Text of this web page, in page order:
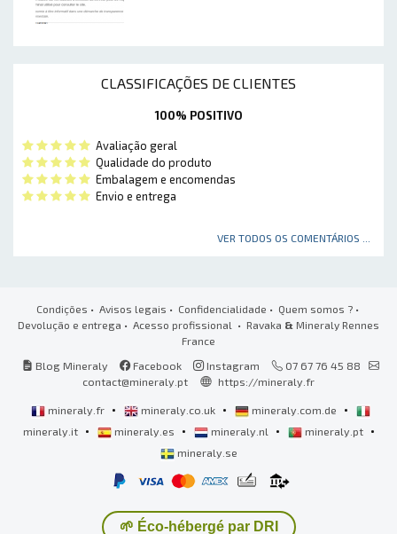
CLASSIFICAÇÕES DE CLIENTES
100% POSITIVO
Avaliação geral
Qualidade do produto
Embalagem e encomendas
Envio e entrega
VER TODOS OS COMENTÁRIOS ...
Condições • Avisos legais • Confidencialidade • Quem somos ?•
Devolução e entrega • Acesso profissional • Ravaka & Mineraly Rennes
France
Blog Mineraly
Facebook Instagram
07 67 76 45 88
contact@mineraly.pt
https://mineraly.fr
mineraly.fr • mineraly.co.uk • mineraly.com.de •
mineraly.it • mineraly.es • mineraly.nl • mineraly.pt •
mineraly.se
🌱 Éco-hébergé par DRI